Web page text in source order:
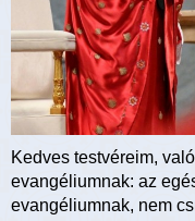
Kedves testvéreim,
evangéliumnak: az
evangéliumnak, nem